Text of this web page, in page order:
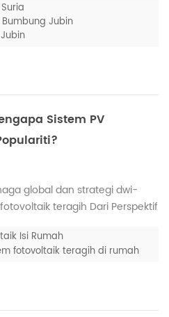
dua bangunan
sistem pemasangan
sebagai pilihan ideal untuk
dan komersial,
tinggi, penye...
Jubin
Sistem PV
global dan strategi dwi-
teragih Dari Perspektif
Menggunakan Sumber
kediaman mengubah
struktur tempat
aset dwiguna yang berfungsi
fungsi seni bin...
Isi Rumah
fotovoltaik teragih di rumah